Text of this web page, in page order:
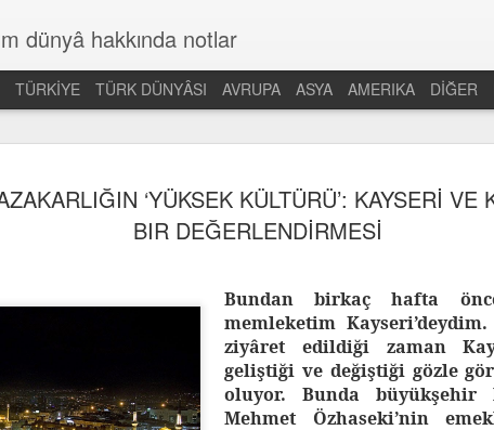
‘YÜKSEK KÜLTÜRÜ’: KAYSERİ VE
BIR DEĞERLENDİRMESİ
Bundan birkaç hafta
memleketim
ziyâret edildiği zaman
geliştiği ve değiştiği gözle
oluyor. Bunda büyükşehir
Mehmet Özhaseki’nin
dünyâ hakkında notlar
TÜRKİYE TÜRK DÜNYÂSI AVRUPA ASYA AMERIKA DİĞER